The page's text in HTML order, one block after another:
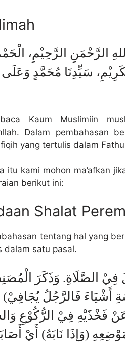
الرَّحْمَنِ الرَّحِيْمِ،
سَيِّدِنَا مُحَمَّدٍ وَعَلَى
Kaum Muslimiin
Dalam pembahasan
yang tertulis dalam
itu kami mohon ma’afkan
berikut ini:
Shalat
tentang hal yang
dalam satu pasal.
فِيْ الصَّلَاةِ. وَذَكَرَ
أَشْيَاءَ فَالرَّجُلُ يُجَافِيْ)
فَخْذَيْهِ فِيْ الرُّكُوْعِ
(وَإِذَا نَابَهُ) أَيْ